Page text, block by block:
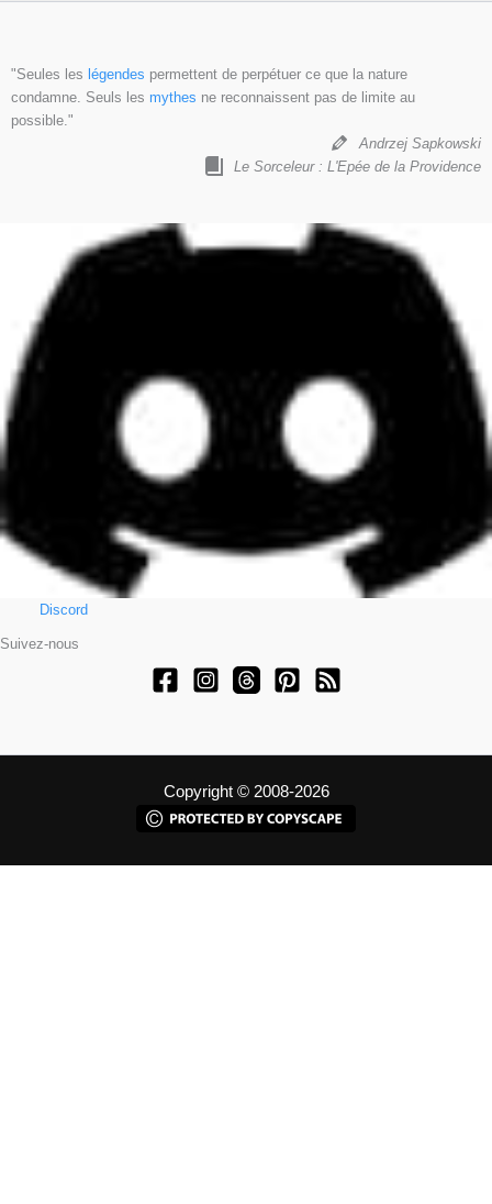
"Seules les légendes permettent de perpétuer ce que la nature
condamne. Seuls les mythes ne reconnaissent pas de limite au
possible."
Andrzej Sapkowski
Le Sorceleur : L'Epée de la Providence
Discord
Suivez-nous
Copyright © 2008-2026